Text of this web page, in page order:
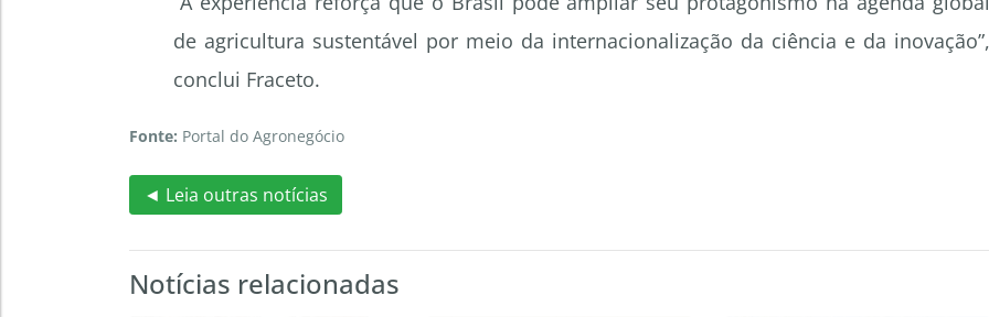
de agricultura sustentável por meio da internacionalização da ciência e da inovação”,
conclui Fraceto.
Fonte: Portal do Agronegócio
◄ Leia outras notícias
Notícias relacionadas